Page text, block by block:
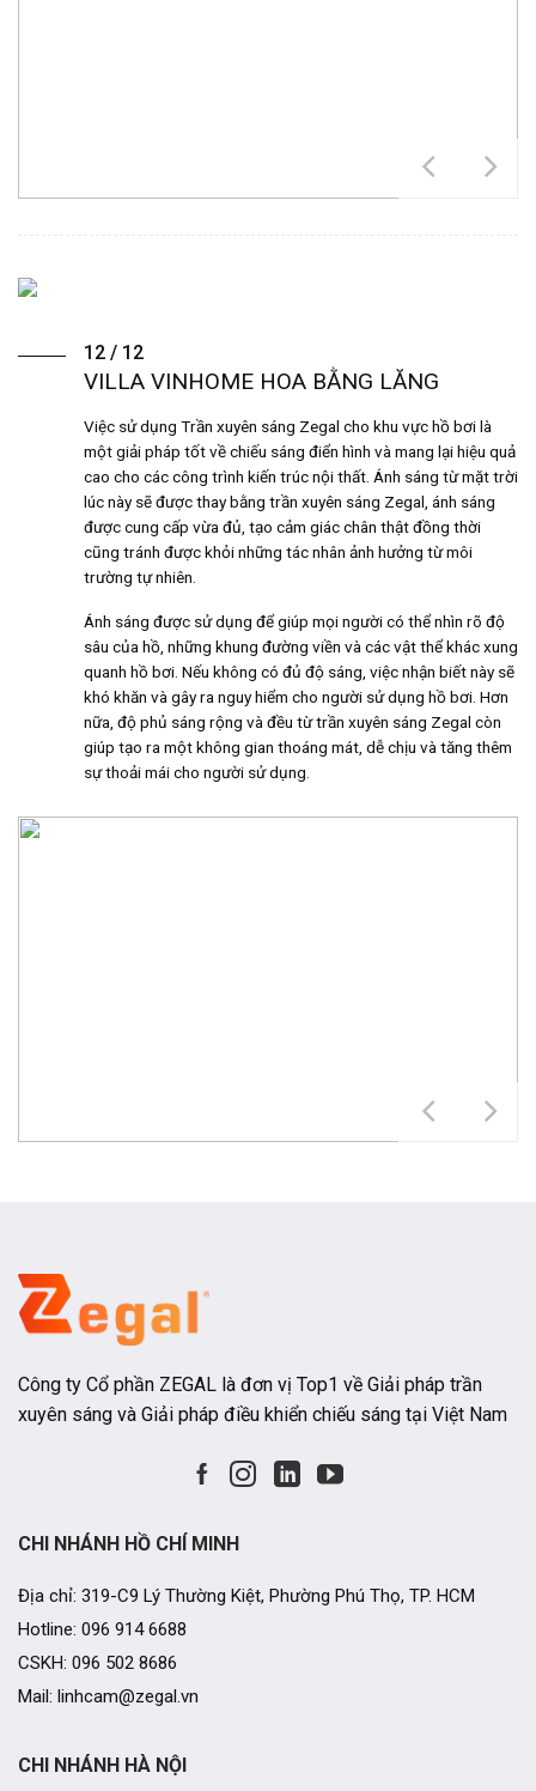
12 / 12
VILLA VINHOME HOA BẰNG LĂNG
Việc sử dụng Trần xuyên sáng Zegal cho khu vực hồ bơi là
một giải pháp tốt về chiếu sáng điển hình và mang lại hiệu quả
cao cho các công trình kiến trúc nội thất. Ánh sáng từ mặt trời
lúc này sẽ được thay bằng trần xuyên sáng Zegal, ánh sáng
được cung cấp vừa đủ, tạo cảm giác chân thật đồng thời
cũng tránh được khỏi những tác nhân ảnh hưởng từ môi
trường tự nhiên.
Ánh sáng được sử dụng để giúp mọi người có thể nhìn rõ độ
sâu của hồ, những khung đường viền và các vật thể khác xung
quanh hồ bơi. Nếu không có đủ độ sáng, việc nhận biết này sẽ
khó khăn và gây ra nguy hiểm cho người sử dụng hồ bơi. Hơn
nữa, độ phủ sáng rộng và đều từ trần xuyên sáng Zegal còn
giúp tạo ra một không gian thoáng mát, dễ chịu và tăng thêm
sự thoải mái cho người sử dụng.
Công ty Cổ phần ZEGAL là đơn vị Top1 về Giải pháp trần
xuyên sáng và Giải pháp điều khiển chiếu sáng tại Việt Nam
CHI NHÁNH HÀ NỘI
CHI NHÁNH HỒ CHÍ MINH
Địa chỉ: 319-C9 Lý Thường Kiệt, Phường Phú Thọ, TP. HCM
Hotline: 096 914 6688
CSKH: 096 502 8686
Mail: linhcam@zegal.vn